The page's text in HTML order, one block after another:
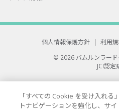
個人情報保護方針 | 利用
© 2026 バムルンラー
JCI認定
All rights
「すべての Cookie を受け入れる
トナビゲーションを強化し、サ